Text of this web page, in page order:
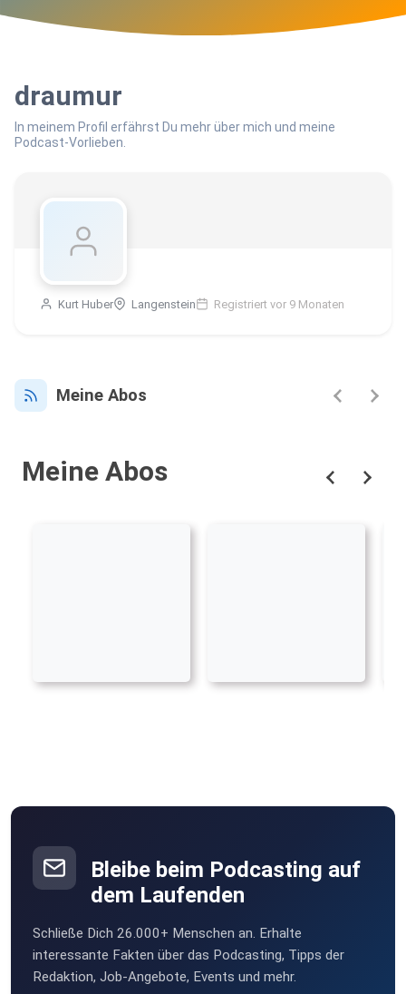
draumur
In meinem Profil erfährst Du mehr über mich und meine
Podcast-Vorlieben.
Kurt Huber Langenstein Registriert vor 9 Monaten
Meine Abos
Meine Abos
Bleibe beim Podcasting auf
dem Laufenden
Schließe Dich 26.000+ Menschen an. Erhalte
interessante Fakten über das Podcasting, Tipps der
Redaktion, Job-Angebote, Events und mehr.